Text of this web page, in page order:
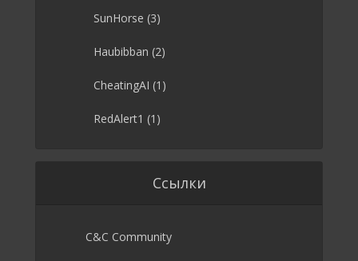
SunHorse (3)
Haubibban (2)
CheatingAI (1)
RedAlert1 (1)
Ссылки
C&C Community